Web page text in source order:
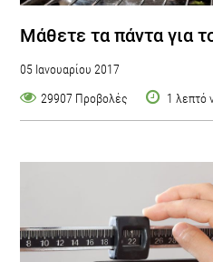
Μάθετε τα πάντα για
05 Ιανουαρίου 2017
29907 Προβολές
1 λεπτό